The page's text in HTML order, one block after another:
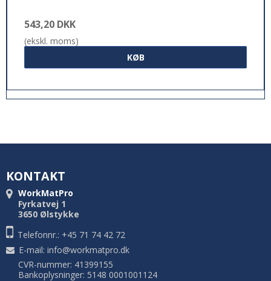
543,20 DKK
(ekskl. moms)
KØB
KONTAKT
WorkMatPro
Fyrkatvej 1
3650 Ølstykke
Telefonnr.: +45 71 74 42 72
E-mail: info@workmatpro.dk
CVR-nummer: 41399155
Bankoplysninger: 5148 0001001124